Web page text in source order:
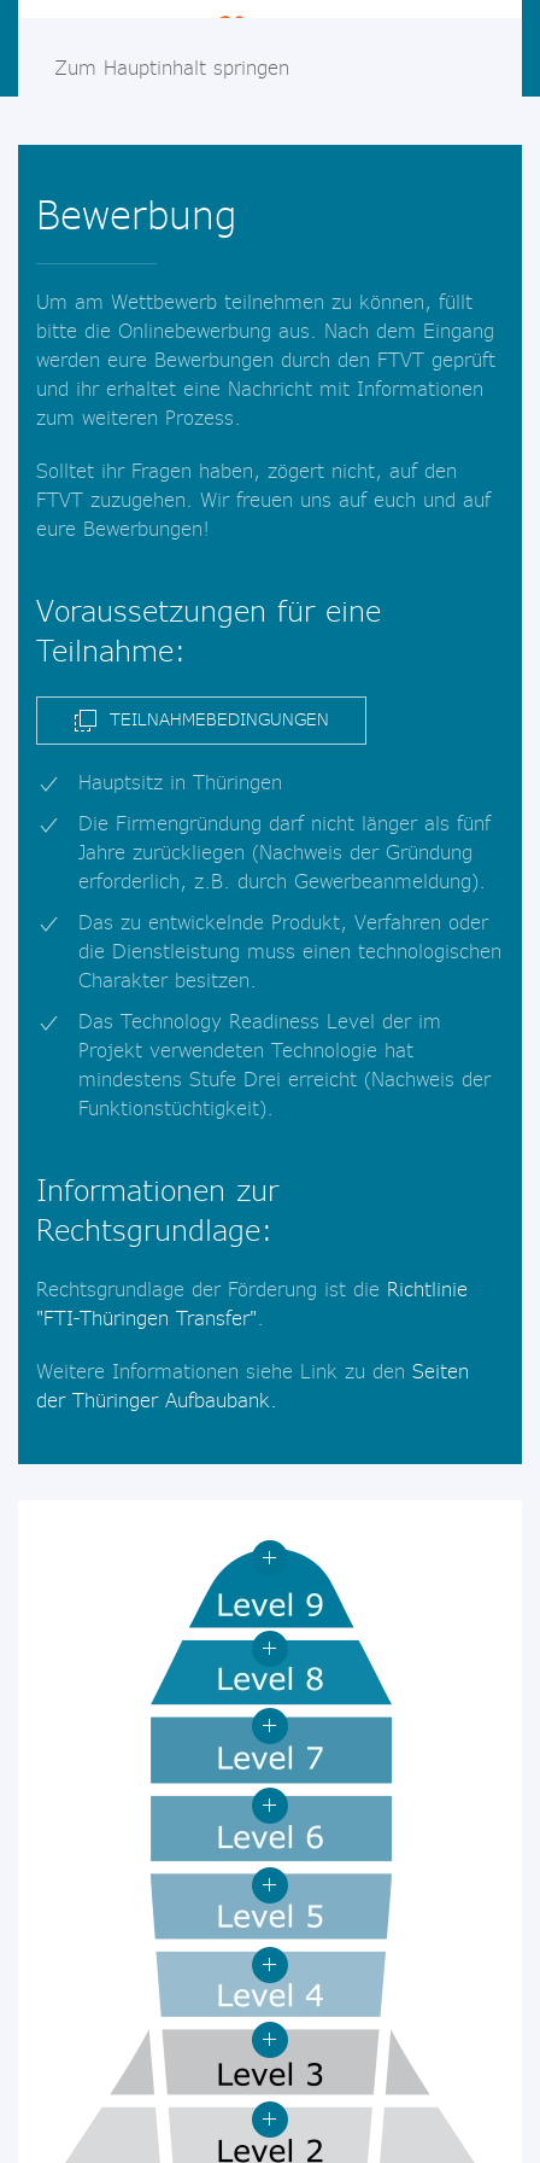
Zum Hauptinhalt springen
Bewerbung
Um am Wettbewerb teilnehmen zu können, füllt
bitte die Onlinebewerbung aus. Nach dem Eingang
werden eure Bewerbungen durch den FTVT geprüft
und ihr erhaltet eine Nachricht mit Informationen
zum weiteren Prozess.
Solltet ihr Fragen haben, zögert nicht, auf den
FTVT zuzugehen. Wir freuen uns auf euch und auf
eure Bewerbungen!
Voraussetzungen für eine
Teilnahme:
TEILNAHMEBEDINGUNGEN
Hauptsitz in Thüringen
Die Firmengründung darf nicht länger als fünf
Jahre zurückliegen (Nachweis der Gründung
erforderlich, z.B. durch Gewerbeanmeldung).
Das zu entwickelnde Produkt, Verfahren oder
die Dienstleistung muss einen technologischen
Charakter besitzen.
Das Technology Readiness Level der im
Projekt verwendeten Technologie hat
mindestens Stufe Drei erreicht (Nachweis der
Funktionstüchtigkeit).
Informationen zur
Rechtsgrundlage:
Rechtsgrundlage der Förderung ist die Richtlinie
"FTI-Thüringen Transfer".
Weitere Informationen siehe Link zu den Seiten
der Thüringer Aufbaubank.